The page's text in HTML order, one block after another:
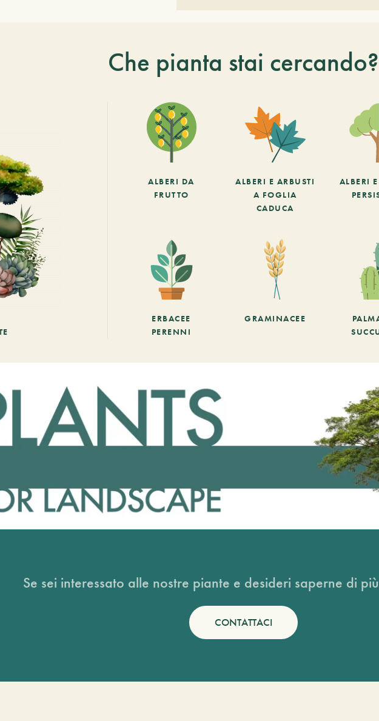
Che pianta stai cercando?
ALBERI DA
FRUTTO
ALBERI E ARBUSTI
A FOGLIA
CADUCA
ALBERI
ERBACEE
PERENNI
GRAMINACEE
Se sei interessato alle nostre piante e desideri saperne di
CONTATTACI